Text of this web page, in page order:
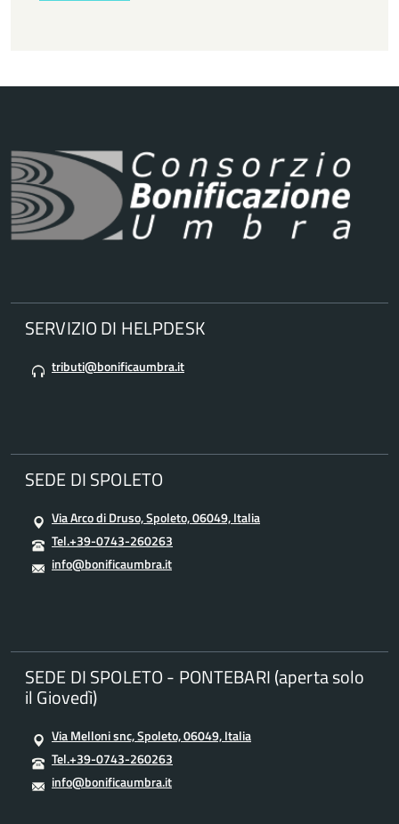
SERVIZIO DI HELPDESK
tributi@bonificaumbra.it
SEDE DI SPOLETO
Via Arco di Druso, Spoleto, 06049, Italia
Tel.+39-0743-260263
info@bonificaumbra.it
SEDE DI SPOLETO - PONTEBARI (aperta solo
il Giovedì)
Via Melloni snc, Spoleto, 06049, Italia
Tel.+39-0743-260263
info@bonificaumbra.it